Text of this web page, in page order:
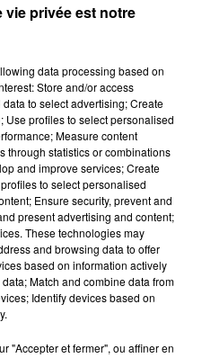
deux...
suspects en Deux-
en Maine-et-Loire :
ouverte après
impliquant un
privée est notre
data processing based on
Store and/or access
to select advertising; Create
profiles to select personalised
Measure content
through statistics or combinations
and improve services; Create
to select personalised
Ensure security, prevent and
present advertising and content;
These technologies may
and browsing data to offer
based on information actively
Match and combine data from
Identify devices based on
"Accepter et fermer", ou affiner en